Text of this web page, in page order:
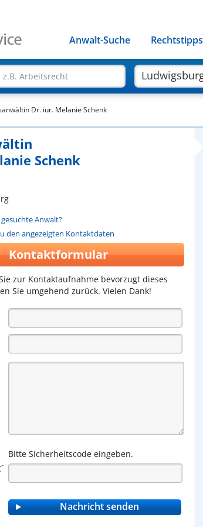
Anwalt-Suche Rechtstipps
z.B. Arbeitsrecht
Dr. iur. Melanie Schenk
Schenk
Anwalt?
den angezeigten Kontaktdaten
Kontaktformular
zur Kontaktaufnahme bevorzugt dieses
Sie umgehend zurück. Vielen Dank!
Bitte Sicherheitscode eingeben.